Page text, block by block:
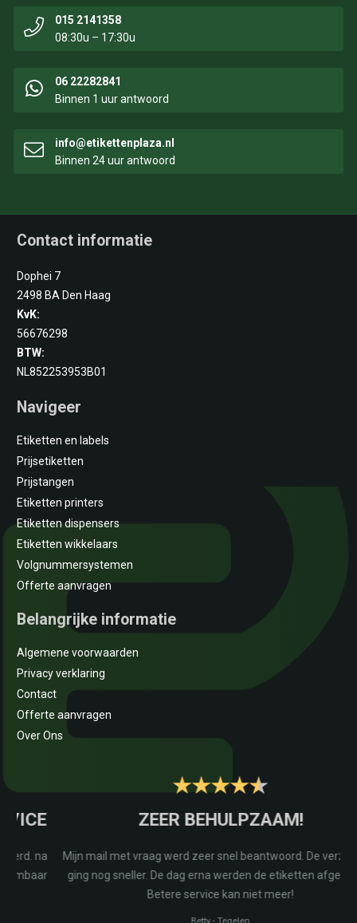
015 2141358
08:30u – 17:30u
06 22282841
Binnen 1 uur antwoord
info@etikettenplaza.nl
Binnen 24 uur antwoord
Contact informatie
Dophei 7
2498 BA Den Haag
KvK:
56676298
BTW:
NL852253953B01
Navigeer
Etiketten en labels
Prijsetiketten
Prijstangen
Etiketten printers
Etiketten dispensers
Etiketten wikkelaars
Volgnummersystemen
Offerte aanvragen
Belangrijke informatie
Algemene voorwaarden
Privacy verklaring
Contact
Offerte aanvragen
Over Ons
ZEER BEHULPZAAM!
Mijn mail met vraag werd zeer snel beantwoord. De verzending
ging nog sneller. De dag erna werden de etiketten afgeleverd.
Betere service kan niet meer!